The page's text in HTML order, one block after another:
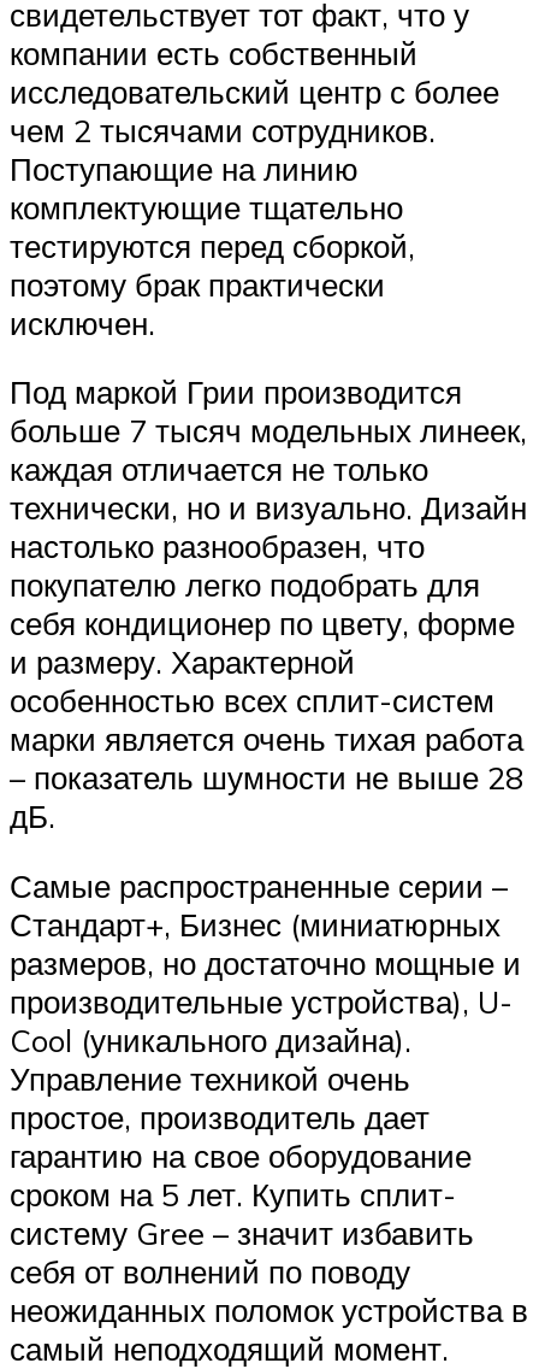
свидетельствует тот факт, что у
компании есть собственный
исследовательский центр с более
чем 2 тысячами сотрудников.
Поступающие на линию
комплектующие тщательно
тестируются перед сборкой,
поэтому брак практически
исключен.
Под маркой Грии производится
больше 7 тысяч модельных линеек,
каждая отличается не только
технически, но и визуально. Дизайн
настолько разнообразен, что
покупателю легко подобрать для
себя кондиционер по цвету, форме
и размеру. Характерной
особенностью всех сплит-систем
марки является очень тихая работа
– показатель шумности не выше 28
дБ.
Самые распространенные серии –
Стандарт+, Бизнес (миниатюрных
размеров, но достаточно мощные и
производительные устройства), U-
Cool (уникального дизайна).
Управление техникой очень
простое, производитель дает
гарантию на свое оборудование
сроком на 5 лет. Купить сплит-
систему Gree – значит избавить
себя от волнений по поводу
неожиданных поломок устройства в
самый неподходящий момент.